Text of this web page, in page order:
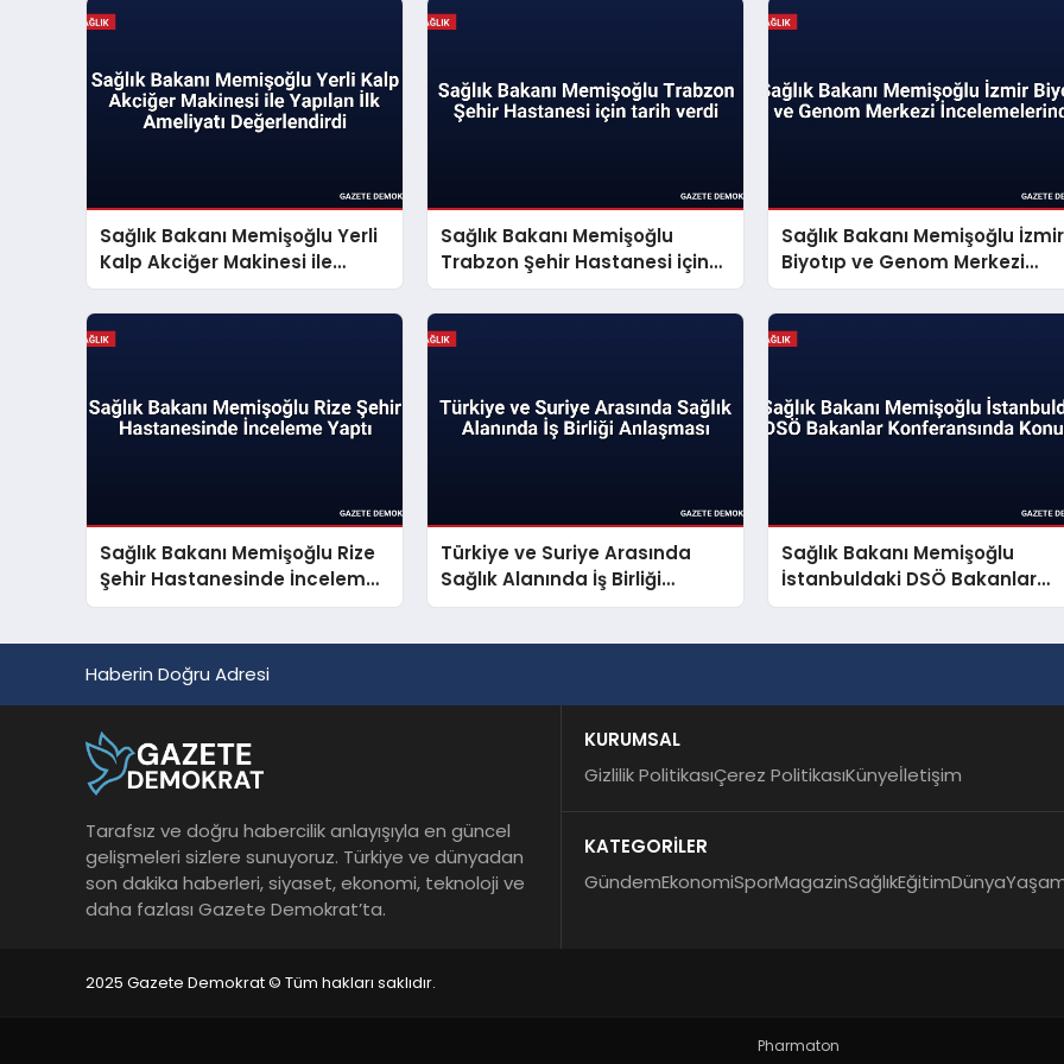
Sağlık Bakanı Memişoğlu Yerli
Kalp Akciğer Makinesi ile
Yapılan İlk Ameliyatı
Değerlendirdi
Sağlık Bakanı Memişoğlu
Trabzon Şehir Hastanesi için
tarih verdi
Sağlık Bakanı Memişoğlu İzmir
Biyotıp ve Genom Merkezi
İncelemelerinde
Sağlık Bakanı Memişoğlu Rize
Şehir Hastanesinde İnceleme
Yaptı
Türkiye ve Suriye Arasında
Sağlık Alanında İş Birliği
Anlaşması
Sağlık Bakanı Memişoğlu
İstanbuldaki DSÖ Bakanlar
Konferansında Konuştu
Haberin Doğru Adresi
Tarafsız ve doğru habercilik anlayışıyla en güncel
gelişmeleri sizlere sunuyoruz. Türkiye ve dünyadan
son dakika haberleri, siyaset, ekonomi, teknoloji ve
daha fazlası Gazete Demokrat’ta.
KURUMSAL
Gizlilik PolitikasıÇerez PolitikasıKünyeİletişim
KATEGORİLER
GündemEkonomiSporMagazinSağlıkEğitimDünya
2025 Gazete Demokrat © Tüm hakları saklıdır.
Pharmaton